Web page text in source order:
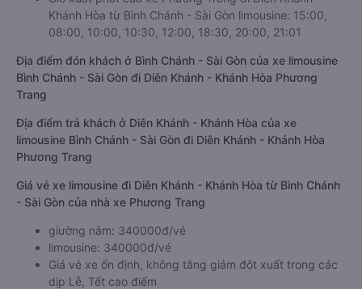
Khánh Hòa từ Bình Chánh - Sài Gòn limousine: 15:00,
08:00, 10:00, 10:30, 12:00, 18:30, 20:00, 21:01
Địa điểm đón khách ở Bình Chánh - Sài Gòn của xe limousine
Bình Chánh - Sài Gòn đi Diên Khánh - Khánh Hòa Phương
Trang
Địa điểm trả khách ở Diên Khánh - Khánh Hòa của xe
limousine Bình Chánh - Sài Gòn đi Diên Khánh - Khánh Hòa
Phương Trang
Giá vé xe limousine đi Diên Khánh - Khánh Hòa từ Bình Chánh
- Sài Gòn của nhà xe Phương Trang
giường nằm: 340000đ/vé
limousine: 340000đ/vé
Giá vé xe ổn định, không tăng giảm đột xuất trong các
dịp Lễ, Tết cao điểm